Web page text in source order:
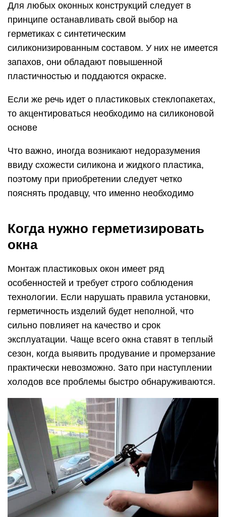
Для любых оконных конструкций следует в
принципе останавливать свой выбор на
герметиках с синтетическим
силиконизированным составом. У них не имеется
запахов, они обладают повышенной
пластичностью и поддаются окраске.
Если же речь идет о пластиковых стеклопакетах,
то акцентироваться необходимо на силиконовой
основе
Что важно, иногда возникают недоразумения
ввиду схожести силикона и жидкого пластика,
поэтому при приобретении следует четко
пояснять продавцу, что именно необходимо
Когда нужно герметизировать
окна
Монтаж пластиковых окон имеет ряд
особенностей и требует строго соблюдения
технологии. Если нарушать правила установки,
герметичность изделий будет неполной, что
сильно повлияет на качество и срок
эксплуатации. Чаще всего окна ставят в теплый
сезон, когда выявить продувание и промерзание
практически невозможно. Зато при наступлении
холодов все проблемы быстро обнаруживаются.